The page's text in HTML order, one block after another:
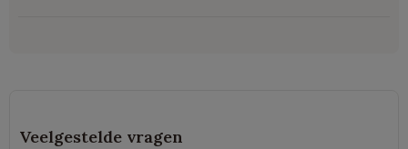
Veelgestelde vragen